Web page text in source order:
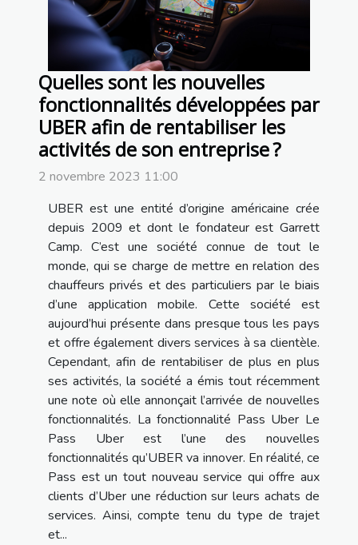
Quelles sont les nouvelles
fonctionnalités développées par
UBER afin de rentabiliser les
activités de son entreprise ?
2 novembre 2023 11:00
UBER est une entité d’origine américaine crée
depuis 2009 et dont le fondateur est Garrett
Camp. C’est une société connue de tout le
monde, qui se charge de mettre en relation des
chauffeurs privés et des particuliers par le biais
d’une application mobile. Cette société est
aujourd’hui présente dans presque tous les pays
et offre également divers services à sa clientèle.
Cependant, afin de rentabiliser de plus en plus
ses activités, la société a émis tout récemment
une note où elle annonçait l’arrivée de nouvelles
fonctionnalités. La fonctionnalité Pass Uber Le
Pass Uber est l’une des nouvelles
fonctionnalités qu’UBER va innover. En réalité, ce
Pass est un tout nouveau service qui offre aux
clients d’Uber une réduction sur leurs achats de
services. Ainsi, compte tenu du type de trajet
et...